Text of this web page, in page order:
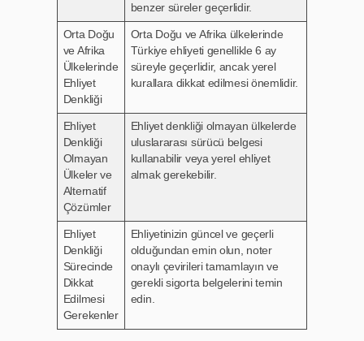
benzer süreler geçerlidir.
Orta Doğu
ve Afrika
Ülkelerinde
Ehliyet
Denkliği
Orta Doğu ve Afrika ülkelerinde
Türkiye ehliyeti genellikle 6 ay
süreyle geçerlidir, ancak yerel
kurallara dikkat edilmesi önemlidir.
Ehliyet
Denkliği
Olmayan
Ülkeler ve
Alternatif
Çözümler
Ehliyet denkliği olmayan ülkelerde
uluslararası sürücü belgesi
kullanabilir veya yerel ehliyet
almak gerekebilir.
Ehliyet
Denkliği
Sürecinde
Dikkat
Edilmesi
Gerekenler
Ehliyetinizin güncel ve geçerli
olduğundan emin olun, noter
onaylı çevirileri tamamlayın ve
gerekli sigorta belgelerini temin
edin.